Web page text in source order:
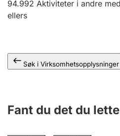
Offentlig sektor
94.992 Aktiviteter i andre
ellers
Søk i Virksomhetsopplysninger
Fant du det du